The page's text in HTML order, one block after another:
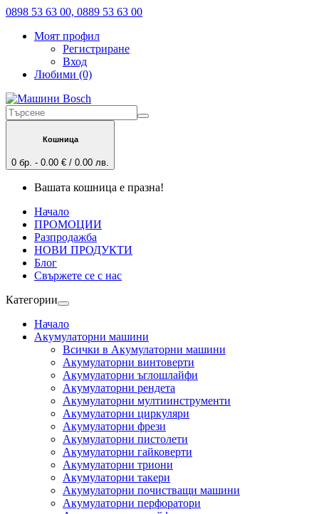
0898 53 63 00, 0889 53 63 00
Моят профил
Регистриране
Вход
Любими (0)
Кошница
0 бр. - 0.00 € / 0.00 лв.
Вашата кошница е празна!
Начало
ПРОМОЦИИ
Разпродажба
НОВИ ПРОДУКТИ
Блог
Свържете се с нас
Категории
Начало
Акумулаторни машини
Всички в Акумулаторни машини
Акумулаторни винтоверти
Акумулаторни ъглошлайфи
Акумулаторни рендета
Акумулаторни мултиинструменти
Акумулаторни циркуляри
Акумулаторни фрези
Акумулаторни пистолети
Акумулаторни гайковерти
Акумулаторни триони
Акумулаторни такери
Акумулаторни почистващи машини
Акумулаторни перфоратори